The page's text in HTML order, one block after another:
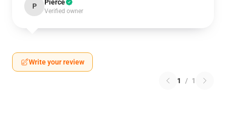
P Pierce
Verified owner
Write your review
1 / 1